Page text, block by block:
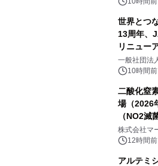
世界とつ
13周年、
リニュー
一般社団法
10時間前
二酸化窒
場（2026
（NO2滅
ーおよび
他）・分
株式会社マ
12時間前
アルテミ